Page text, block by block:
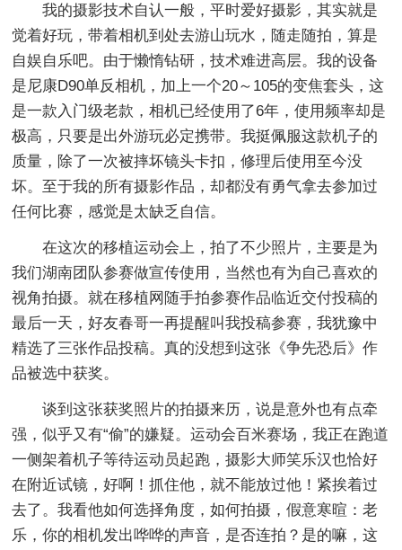
我的摄影技术自认一般，平时爱好摄影，其实就是
觉着好玩，带着相机到处去游山玩水，随走随拍，算是
自娱自乐吧。由于懒惰钻研，技术难进高层。我的设备
是尼康D90单反相机，加上一个20～105的变焦套头，这
是一款入门级老款，相机已经使用了6年，使用频率却是
极高，只要是出外游玩必定携带。我挺佩服这款机子的
质量，除了一次被摔坏镜头卡扣，修理后使用至今没
坏。至于我的所有摄影作品，却都没有勇气拿去参加过
任何比赛，感觉是太缺乏自信。
在这次的移植运动会上，拍了不少照片，主要是为
我们湖南团队参赛做宣传使用，当然也有为自己喜欢的
视角拍摄。就在移植网随手拍参赛作品临近交付投稿的
最后一天，好友春哥一再提醒叫我投稿参赛，我犹豫中
精选了三张作品投稿。真的没想到这张《争先恐后》作
品被选中获奖。
谈到这张获奖照片的拍摄来历，说是意外也有点牵
强，似乎又有“偷”的嫌疑。运动会百米赛场，我正在跑道
一侧架着机子等待运动员起跑，摄影大师笑乐汉也恰好
在附近试镜，好啊！抓住他，就不能放过他！紧挨着过
去了。我看他如何选择角度，如何拍摄，假意寒暄：老
乐，你的相机发出哗哗的声音，是否连拍？是的嘛，这